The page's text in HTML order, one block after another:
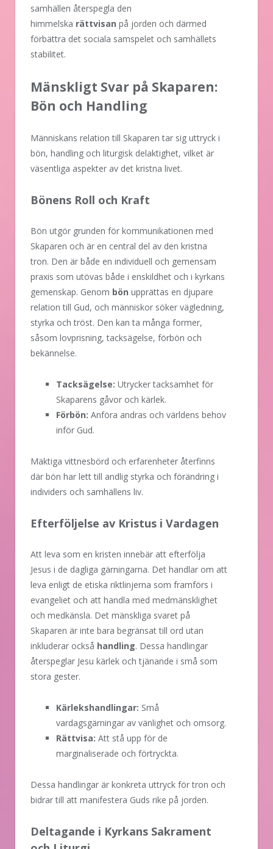
samhällen återspegla den
himmelska rättvisan på jorden och därmed
förbättra det sociala samspelet och samhällets
stabilitet.
Mänskligt Svar på Skaparen:
Bön och Handling
Människans relation till Skaparen tar sig uttryck i
bön, handling och liturgisk delaktighet, vilket är
väsentliga aspekter av det kristna livet.
Bönens Roll och Kraft
Bön utgör grunden för kommunikationen med
Skaparen och är en central del av den kristna
tron. Den är både en individuell och gemensam
praxis som utövas både i enskildhet och i kyrkans
gemenskap. Genom bön upprättas en djupare
relation till Gud, och människor söker vägledning,
styrka och tröst. Den kan ta många former,
såsom lovprisning, tacksägelse, förbön och
bekännelse.
Tacksägelse: Utrycker tacksamhet för
Skaparens gåvor och kärlek.
Förbön: Anföra andras och världens behov
inför Gud.
Mäktiga vittnesbörd och erfarenheter återfinns
där bön har lett till andlig styrka och förändring i
individers och samhällens liv.
Efterföljelse av Kristus i Vardagen
Att leva som en kristen innebär att efterfölja
Jesus i de dagliga gärningarna. Det handlar om att
leva enligt de etiska riktlinjerna som framförs i
evangeliet och att handla med medmänsklighet
och medkänsla. Det mänskliga svaret på
Skaparen är inte bara begränsat till ord utan
inkluderar också handling. Dessa handlingar
återspeglar Jesu kärlek och tjänande i små som
stora gester.
Kärlekshandlingar: Små
vardagsgärningar av vänlighet och omsorg.
Rättvisa: Att stå upp för de
marginaliserade och förtryckta.
Dessa handlingar är konkreta uttryck för tron och
bidrar till att manifestera Guds rike på jorden.
Deltagande i Kyrkans Sakrament